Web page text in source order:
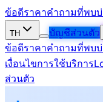
ข้อดีราคาคำถามที่พบ
TH บัญชีส่วนตัว
ข้อดีราคาคำถามที่พบ
เงื่อนไขการใช้บริการ
ส่วนตัว